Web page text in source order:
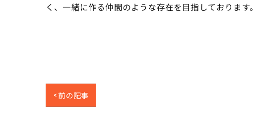
く、一緒に作る仲間のような存在を目指しております。
< 前の記事